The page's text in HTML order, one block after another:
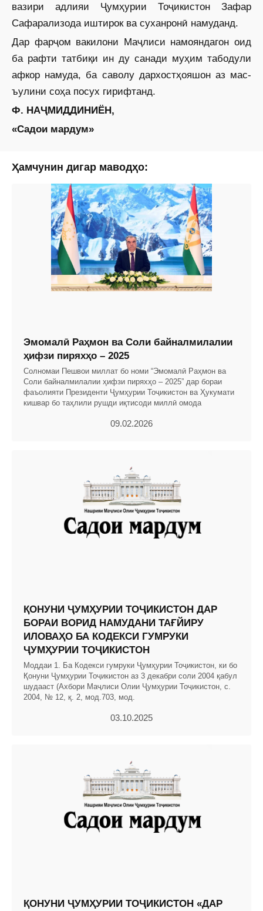
вазири адлияи Ҷумҳурии Тоҷикистон Зафар
Сафарализода иштирок ва суханронӣ намуданд.
Дар фарҷом вакилони Маҷлиси намояндагон оид
ба рафти татбиқи ин ду санади муҳим табодули
афкор намуда, ба саволу дархостҳояшон аз мас­
ъулини соҳа посух гирифтанд.
Ф. НАҶМИДДИНИЁН,
«Садои мардум»
Ҳамчунин дигар маводҳо:
Эмомалӣ Раҳмон ва Соли байналмилалии
ҳифзи пиряхҳо – 2025
Солномаи Пешвои миллат бо номи “Эмомалӣ Раҳмон ва
Соли байналмилалии ҳифзи пиряхҳо – 2025” дар бораи
фаъолияти Президенти Ҷумҳурии Тоҷикистон ва Ҳукумати
кишвар бо таҳлили рушди иқтисоди миллӣ омода
09.02.2026
ҚОНУНИ ҶУМҲУРИИ ТОҶИКИСТОН ДАР
БОРАИ ВОРИД НАМУДАНИ ТАҒЙИРУ
ИЛОВАҲО БА КОДЕКСИ ГУМРУКИ
ҶУМҲУРИИ ТОҶИКИСТОН
Моддаи 1. Ба Кодекси гумруки Ҷумҳурии Тоҷикистон, ки бо
Қонуни Ҷумҳурии Тоҷикистон аз 3 декабри соли 2004 қабул
шудааст (Ахбори Маҷлиси Олии Ҷумҳурии Тоҷикистон, с.
2004, № 12, қ. 2, мод.703, мод.
03.10.2025
ҚОНУНИ ҶУМҲУРИИ ТОҶИКИСТОН «ДАР